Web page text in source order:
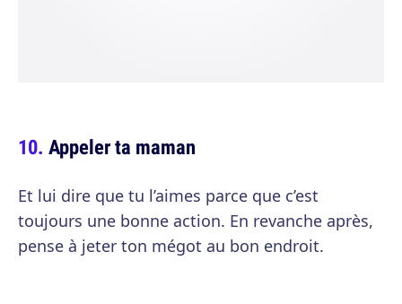
Appeler ta maman
Et lui dire que tu l’aimes parce que c’est
toujours une bonne action. En revanche après,
pense à jeter ton mégot au bon endroit.